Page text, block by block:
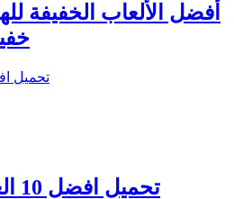
أفضل الألعاب الخفيفة
تحميل افضل 10 العاب
تحميل افضل 10 العاب بنات للأندوريد